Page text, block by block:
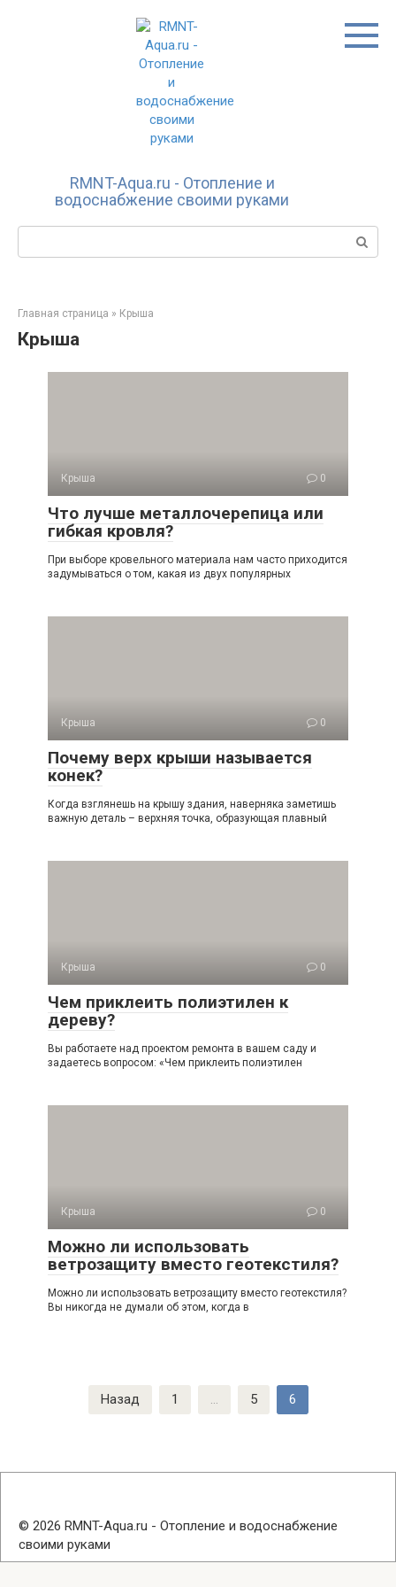
RMNT-Aqua.ru - Отопление и
водоснабжение своими руками
Поиск:
Главная страница » Крыша
Крыша
Крыша 0
Что лучше металлочерепица или
гибкая кровля?
При выборе кровельного материала нам часто приходится
задумываться о том, какая из двух популярных
Крыша 0
Почему верх крыши называется
конек?
Когда взглянешь на крышу здания, наверняка заметишь
важную деталь – верхняя точка, образующая плавный
Крыша 0
Чем приклеить полиэтилен к
дереву?
Вы работаете над проектом ремонта в вашем саду и
задаетесь вопросом: «Чем приклеить полиэтилен
Крыша 0
Можно ли использовать
ветрозащиту вместо геотекстиля?
Можно ли использовать ветрозащиту вместо геотекстиля?
Вы никогда не думали об этом, когда в
Назад 1 … 5 6
© 2026 RMNT-Aqua.ru - Отопление и водоснабжение
своими руками